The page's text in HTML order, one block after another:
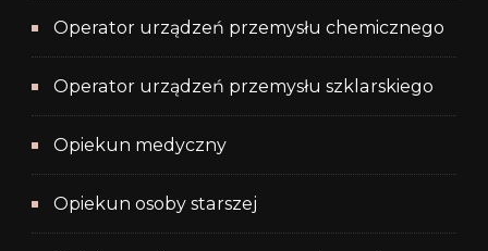
Operator urządzeń przemysłu chemicznego
Operator urządzeń przemysłu szklarskiego
Opiekun medyczny
Opiekun osoby starszej